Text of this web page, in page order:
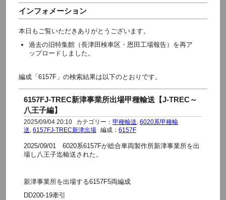
インフォメーション
本日もご覧いただきありがとうございます。
過去の旧特集館（長津田検車区・恩田工場報告）を再ア
ップロードしました。
編成「6157F」の検索結果は以下のとおりです。
6157FJ-TREC新津事業所出場甲種輸送【J-TREC～
八王子編】
2025/09/04 20:10 カテゴリー： 甲種輸送 6020系甲種輸
送 6157FJ-TREC新津出場 編成： 6157F
2025/09/01 6020系6157Fが総合車両製作所新津事業所を出
場し八王子迄輸送された。
新津事業所を出場する6157F5両編成
DD200-19牽引